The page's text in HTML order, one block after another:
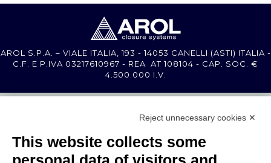
AROL S.P.A. – VIALE ITALIA, 193 - 14053 CANELLI (ASTI) ITALIA -
C.F. E P.IVA 03217610967 - REA AT 108104 - CAP. SOC. €
4.500.000 I.V.
Reject unnecessary cookies ✕
This website collects some